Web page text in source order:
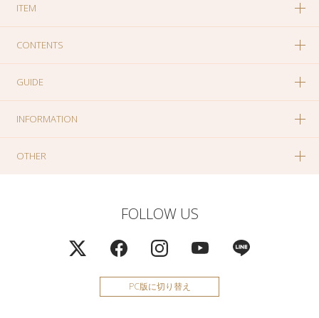
ITEM
CONTENTS
GUIDE
INFORMATION
OTHER
FOLLOW US
PC版に切り替え